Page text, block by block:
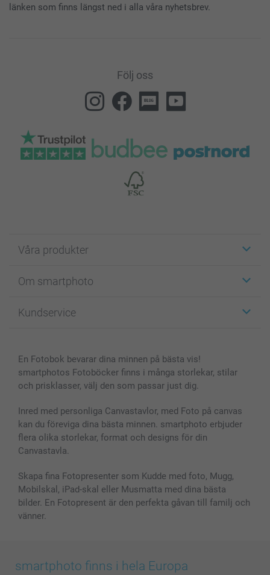
länken som finns längst ned i alla våra nyhetsbrev.
Följ oss
Våra produkter
Fotokort
Fotoböcker
Skal till Mobil & Surfplatta
MyNameBook
Fotoramar & Tillbehör
Presentkort
Alla fotoprodukter
Om smartphoto
För affiliates
Sitemap
Villkor och garantier
Kundservice
smartbonus
Priser & betalning
En Fotobok bevarar dina minnen på bästa vis!
smartphotos Fotoböcker finns i många storlekar, stilar
och prisklasser, välj den som passar just dig.
Inred med personliga Canvastavlor, med Foto på canvas
kan du föreviga dina bästa minnen. smartphoto erbjuder
flera olika storlekar, format och designs för din
Canvastavla.
Skapa fina Fotopresenter som Kudde med foto, Mugg,
Mobilskal, iPad-skal eller Musmatta med dina bästa
bilder. En Fotopresent är den perfekta gåvan till familj och
vänner.
smartphoto finns i hela Europa